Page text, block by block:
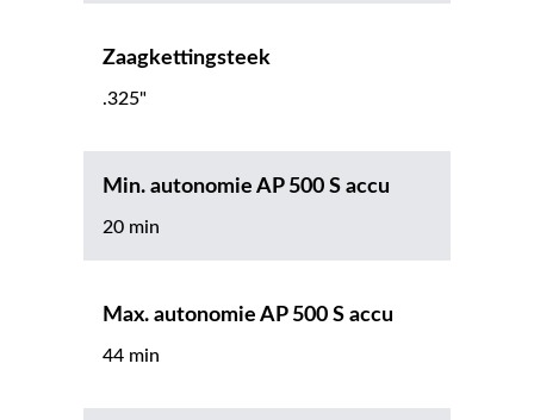
Zaagkettingsteek
.325"
Min. autonomie AP 500 S accu
20 min
Max. autonomie AP 500 S accu
44 min